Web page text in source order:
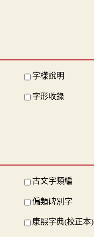
字樣說明
字形收錄
古文字類編
偏類碑別字
康熙字典(校正本)